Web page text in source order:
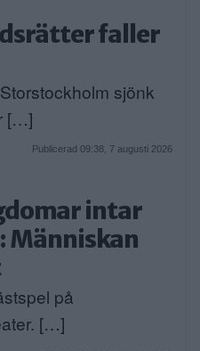
faller
sjönk
[…]
Publicerad 09:38, 7 augusti 2026
intar
på
[…]